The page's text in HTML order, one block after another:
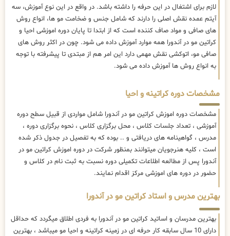
لازم برای اشتغال در این حرفه را داشته باشد. در واقع در این نوع آموزش، سه
آیتم عمده نقش اصلی را دارند که شامل جنس و ضخامت مو ها، انواع روش
های صافی و مواد صاف کننده است که از ابتدا تا پایان دوره اموزشی احیا و
کراتین مو در آندورا همه موارد آموزش داده می شود. چون در اکثر روش های
صافی مو، اتوکشی نقش مهمی دارد این امر هم از مبتدی تا پیشرفته با توجه
به انواع روش ها آموزش داده می شود.
مشخصات دوره کراتینه و احیا
مشخصات دوره اموزش کراتین مو در آندورا شامل مواردی از قبیل سطح دوره
آموزشی ، تعداد جلسات کلاس ، محل برگزاری کلاس ، نحوه برگزاری دوره ،
مدرس ، گواهینامه های دریافتی و .. بوده که به تفصیل در جدول ذکر شده
است ، کلیه هنرجویان میتوانند بمنظور شرکت در دوره اموزش کراتین مو در
آندورا پس از مطالعه اطلاعات تکمیلی دوره نسبت به ثبت نام در کلاس و
حضور در دوره های اموزشی مرکز اقدام نمایند.
بهترین مدرس و استاد کراتین مو در آندورا
بهترین مدرسان و اساتید کراتین مو در آندورا به فردی اطلاق میگردد که حداقل
دارای 10 سال سابقه کار حرفه ای در زمینه کراتینه و احیا مو میباشد ، بهترین